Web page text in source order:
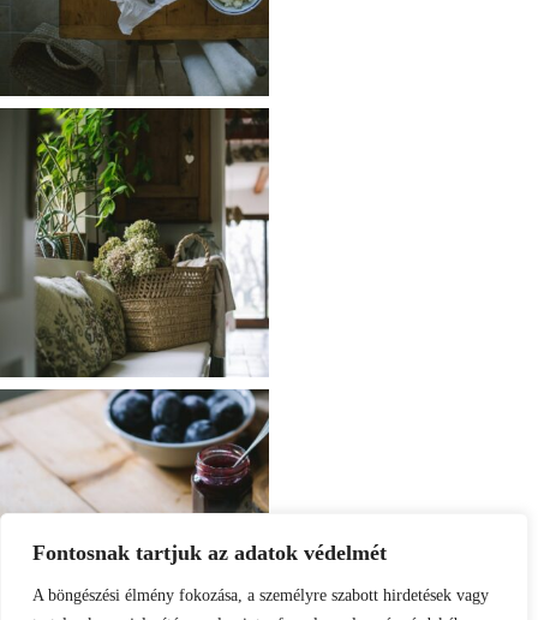
Fontosnak tartjuk az adatok védelmét
A böngészési élmény fokozása, a személyre szabott hirdetések vagy